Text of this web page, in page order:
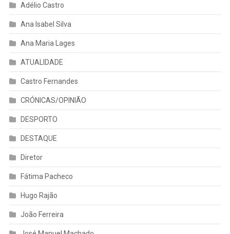
Adélio Castro
Ana Isabel Silva
Ana Maria Lages
ATUALIDADE
Castro Fernandes
CRÓNICAS/OPINIÃO
DESPORTO
DESTAQUE
Diretor
Fátima Pacheco
Hugo Rajão
João Ferreira